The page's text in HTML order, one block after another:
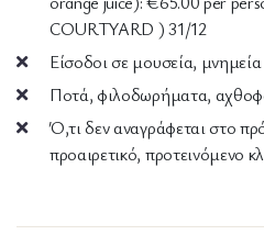
COURTYARD ) 31/12
Είσοδοι σε μουσεία,
Ποτά, φιλοδωρήματα,
Ό,τι δεν αναγράφεται στο
προαιρετικό, προτεινόμενο